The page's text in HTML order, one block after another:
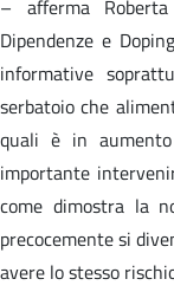
– afferma
Dipendenze e
informative
serbatoio che
quali è in
importante
come dimostra la
precocemente si
avere lo stesso